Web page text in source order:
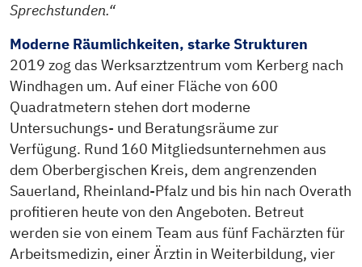
Sprechstunden.“
Moderne Räumlichkeiten, starke Strukturen
2019 zog das Werksarztzentrum vom Kerberg nach
Windhagen um. Auf einer Fläche von 600
Quadratmetern stehen dort moderne
Untersuchungs- und Beratungsräume zur
Verfügung. Rund 160 Mitgliedsunternehmen aus
dem Oberbergischen Kreis, dem angrenzenden
Sauerland, Rheinland-Pfalz und bis hin nach Overath
profitieren heute von den Angeboten. Betreut
werden sie von einem Team aus fünf Fachärzten für
Arbeitsmedizin, einer Ärztin in Weiterbildung, vier